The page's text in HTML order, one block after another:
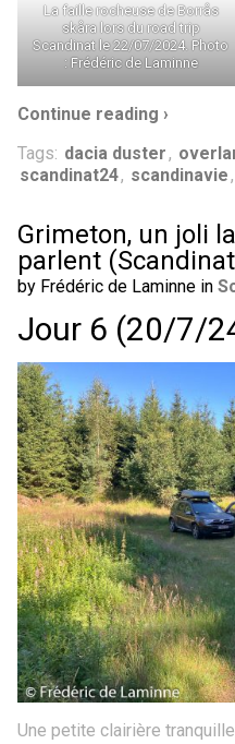
La faille rocheuse de Borrås
skåra lors du road trip
Scandinat le 22/07/2024. Photo
: Frédéric de Laminne
Continue reading ›
Tags: dacia duster,
scandinat24, scandinavie,
Grimeton, un joli
parlent
by Frédéric de Laminne in
Jour 6 (20/7/
Une petite clairière